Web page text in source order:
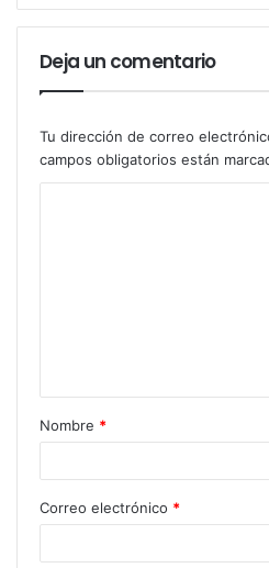
calle observa.
Deja un comentario
Tu dirección de correo
campos obligatorios están
Nombre *
Correo electrónico *